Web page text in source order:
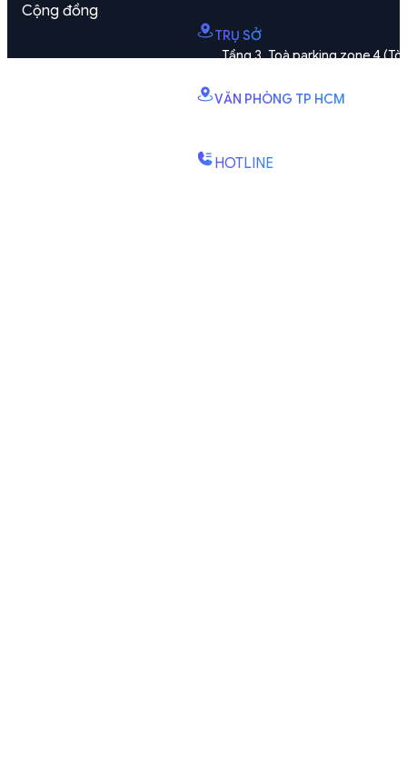
Cộng đồng
TRỤ SỞ
Tầng 3, Toà parking zone 4
VĂN PHÒNG TP HCM
HOTLINE